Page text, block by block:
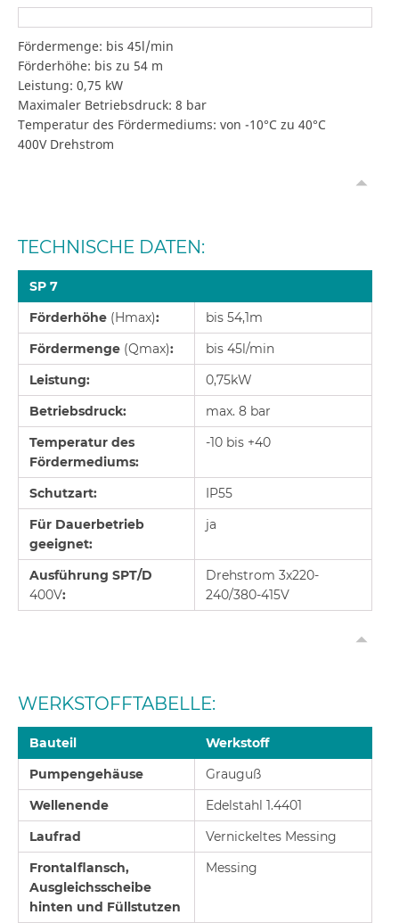
Fördermenge: bis 45l/min
Förderhöhe: bis zu 54 m
Leistung: 0,75 kW
Maximaler Betriebsdruck: 8 bar
Temperatur des Fördermediums: von -10°C zu 40°C
400V Drehstrom
TECHNISCHE DATEN:
SP 7
Förderhöhe (Hmax):
bis 54,1m
Fördermenge (Qmax):
bis 45l/min
Leistung:
0,75kW
Betriebsdruck:
max. 8 bar
Temperatur des
Fördermediums:
-10 bis +40
Schutzart:
IP55
Für Dauerbetrieb
geeignet:
ja
Ausführung SPT/D
400V:
Drehstrom 3x220-
240/380-415V
WERKSTOFFTABELLE:
Bauteil
Werkstoff
Pumpengehäuse
Grauguß
Wellenende
Edelstahl 1.4401
Laufrad
Vernickeltes Messing
Frontalflansch,
Ausgleichsscheibe
hinten und Füllstutzen
Messing